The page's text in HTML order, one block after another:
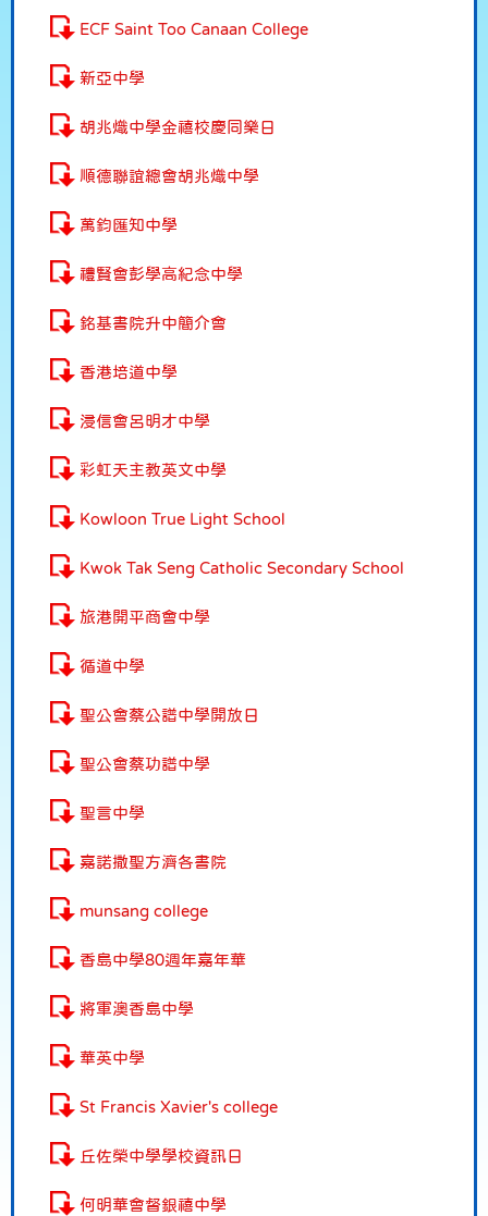
ECF Saint Too Canaan College
新亞中學
胡兆熾中學金禧校慶同樂日
順德聯誼總會胡兆熾中學
萬鈞匯知中學
禮賢會彭學高紀念中學
銘基書院升中簡介會
香港培道中學
浸信會呂明才中學
彩虹天主教英文中學
Kowloon True Light School
Kwok Tak Seng Catholic Secondary School
旅港開平商會中學
循道中學
聖公會蔡公譜中學開放日
聖公會蔡功譜中學
聖言中學
嘉諾撒聖方濟各書院
munsang college
香島中學80週年嘉年華
將軍澳香島中學
華英中學
St Francis Xavier's college
丘佐榮中學學校資訊日
何明華會督銀禧中學